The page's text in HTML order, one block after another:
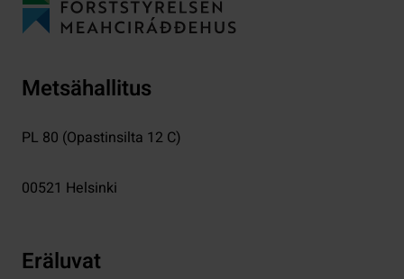
Metsähallitus
PL 80 (Opastinsilta 12 C)
00521 Helsinki
Eräluvat